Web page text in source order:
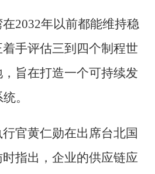
2032年以前都能维持稳
手评估三到四个制程世
旨在打造一个可持续发
。
官黄仁勋在出席台北国
指出，企业的供应链应